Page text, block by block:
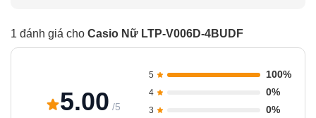
1 đánh giá cho Casio Nữ LTP-V006D-4BUDF
5.00 /5
5 100%
4 0%
3 0%